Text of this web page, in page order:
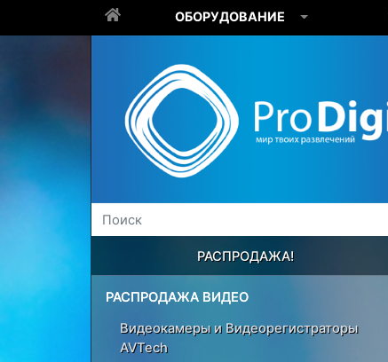
ОБОРУДОВАНИЕ
РАСПРОДАЖА!
РАСПРОДАЖА ВИДЕО
Видеокамеры и Видеорегистраторы
AVTech